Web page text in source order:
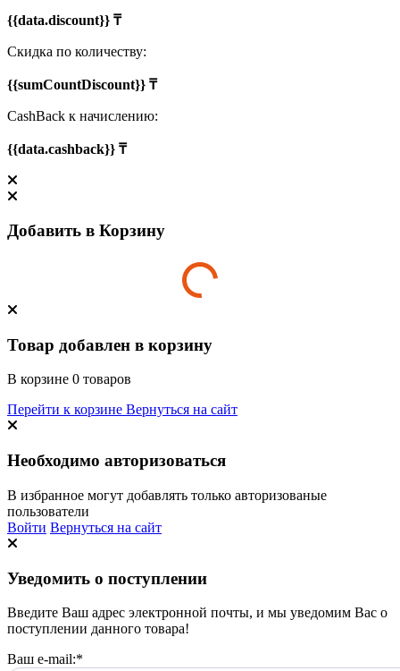
{{data.discount}} ₸
Скидка по количеству:
{{sumCountDiscount}} ₸
CashBack к начислению:
{{data.cashback}} ₸
Добавить в Корзину
Товар добавлен в корзину
В корзине 0 товаров
Перейти к корзине Вернуться на сайт
Необходимо авторизоваться
В избранное могут добавлять только авторизованые
пользователи
Войти Вернуться на сайт
Уведомить о поступлении
Введите Ваш адрес электронной почты, и мы уведомим Вас о
поступлении данного товара!
Ваш e-mail:*